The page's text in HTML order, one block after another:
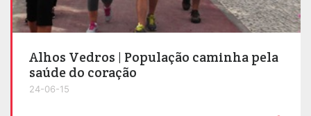
Alhos Vedros | População caminha pela
saúde do coração
24-06-15